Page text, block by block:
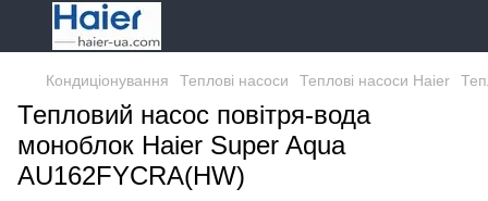
Кондиціонування Теплові насоси Теплові насоси Haier
Тепловий насос повітря-вода
моноблок Haier Super Aqua
AU162FYCRA(HW)